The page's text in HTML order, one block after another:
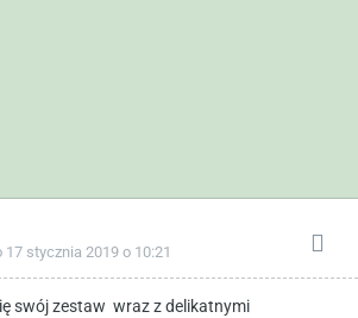
17 stycznia 2019 o 10:21
swój zestaw wraz z delikatnymi